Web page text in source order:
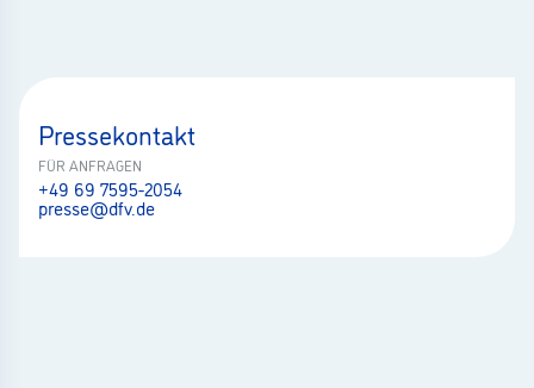
Pressekontakt
FÜR ANFRAGEN
+49 69 7595-2054
presse@dfv.de